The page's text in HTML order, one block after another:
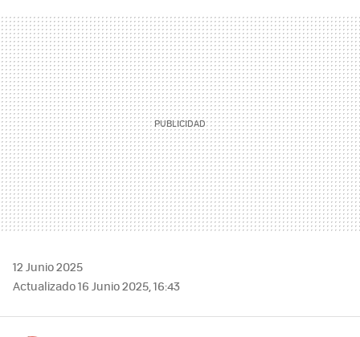
MAIL
12 Junio 2025
Actualizado 16 Junio 2025, 16:43